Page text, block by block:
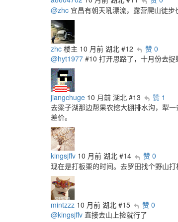
@zhc 宜昌有朝天吼漂流，露营爬山徒
zhc 楼主 10 月前 湖北 #12
赞 0
@hyt1977 #10 打开思路了，十月份去
jiangchuge 10 月前 湖北 #13
赞 1
去梁子湖那边帮果农挖大棚排水沟，犁
差价。
kingsjffv 10 月前 湖北 #14
赞 0
现在是打板栗的时间。去罗田找个野山打
mintzzz 10 月前 湖北 #15
赞 0
@kingsjffv 直接去山上捡就行了